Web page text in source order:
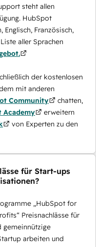
steht allen
HubSpot
Französisch,
aller Sprachen
der kostenlosen
mit anderen
Community
chatten,
Academy
erweitern
von Experten zu den
für Start-ups
„HubSpot for
Preisnachlässe für
gemeinnützige
arbeiten und